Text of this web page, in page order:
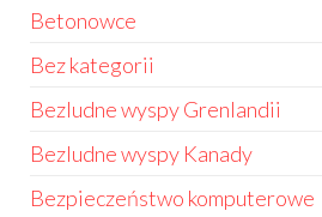
Betonowce
Bez kategorii
Bezludne wyspy Grenlandii
Bezludne wyspy Kanady
Bezpieczeństwo komputerowe